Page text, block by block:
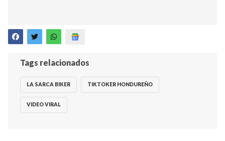
Tags relacionados
LA SARCA BIKER TIKTOKER HONDUREÑO
VIDEO VIRAL